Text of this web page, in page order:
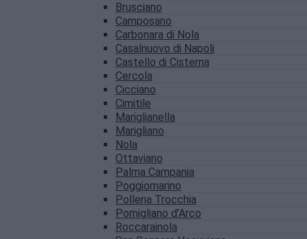
Brusciano
Camposano
Carbonara di Nola
Casalnuovo di Napoli
Castello di Cisterna
Cercola
Cicciano
Cimitile
Mariglianella
Marigliano
Nola
Ottaviano
Palma Campania
Poggiomarino
Pollena Trocchia
Pomigliano d’Arco
Roccarainola